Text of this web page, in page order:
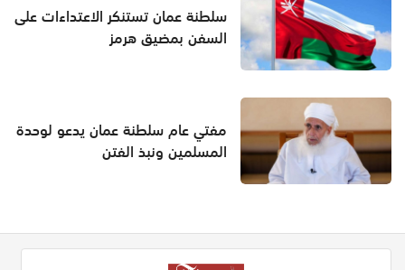
سلطنة عمان تستنكر الاعتداءات على
السفن بمضيق هرمز
مفتي عام سلطنة عمان يدعو لوحدة
المسلمين ونبذ الفتن